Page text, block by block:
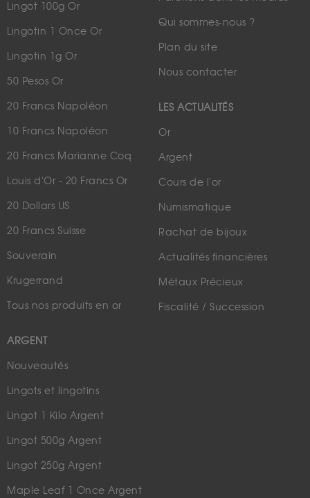
Lingot 100g Or
Lingotin 1 Once Or
Lingotin 1g Or
50 Pesos Or
20 Francs Napoléon
10 Francs Napoléon
20 Francs Marianne Coq
Louis d'Or - 20 Francs Or
20 Dollars US
20 Francs Suisse
Souverain
Krugerrand
Tous nos produits en or
ARGENT
Nouveautés
Lingots et lingotins
Lingot 1 Kilo Argent
Lingot 500g Argent
Lingot 250g Argent
Maple Leaf 1 Once Argent
Qui sommes-nous ?
Plan du site
Nous contacter
LES ACTUALITÉS
Or
Argent
Cours de l'or
Numismatique
Rachat de bijoux
Actualités financières
Métaux Précieux
Fiscalité / Succession